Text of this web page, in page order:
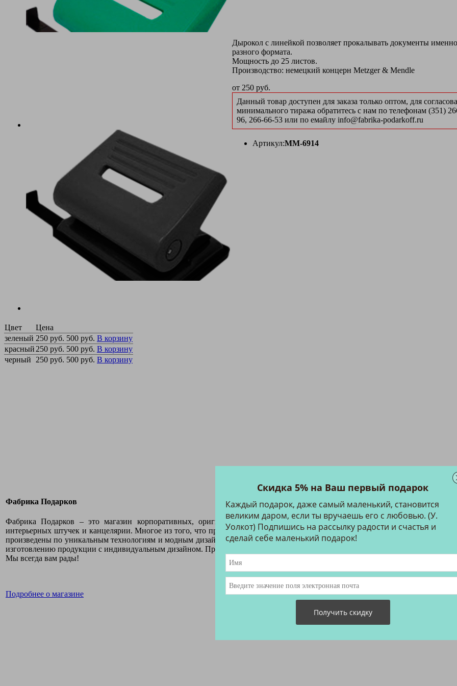
Дырокол с линейкой позволяет прокалывать документы
разного формата.
Мощность до 25 листов.
Производство: немецкий концерн Metzger & Mendle
от 250 руб.
Данный товар доступен для заказа только оптом, для
минимального тиража обратитесь с нам по телефонам (351)
96, 266-66-53 или по емайлу info@fabrika-podarkoff.ru
Артикул:MM-6914
Цвет
Цена
зеленый 250 руб. 500 руб. В корзину
красный 250 руб. 500 руб. В корзину
черный
250 руб. 500 руб. В корзину
Фабрика Подарков
Фабрика Подарков – это магазин корпоративных, оригинальных и уникальных подарков, промосувениров, подарков
интерьерных штучек и канцелярии. Многое из того, что представлено в нашем магазине, в России можно купить только у
произведены по уникальным технологиям и модным дизайнерским тенденциям на мануфактурах в Европе. Мы также
изготовлению продукции с индивидуальным дизайном. Примеры вы можете найти на сайте
Мы всегда вам рады!
Подробнее о магазине
Скидка 5% на Ваш первый подарок
Каждый подарок, даже самый маленький, становится
великим даром, если ты вручаешь его с любовью. (У.
Уолкот) Подпишись на рассылку радости и счастья и
сделай себе маленький подарок!